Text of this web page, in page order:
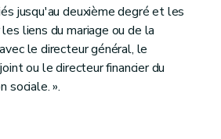
jusqu'au deuxième degré et les
liens du mariage ou de la
le directeur général, le
ou le directeur financier du
sociale. ».